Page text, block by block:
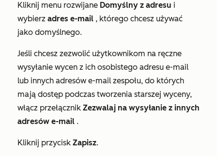
Kliknij menu rozwijane Domyślny z adresu i
wybierz adres e-mail , którego chcesz używać
jako domyślnego.
Jeśli chcesz zezwolić użytkownikom na ręczne
wysyłanie wycen z ich osobistego adresu e-mail
lub innych adresów e-mail zespołu, do których
mają dostęp podczas tworzenia starszej wyceny,
włącz przełącznik Zezwalaj na wysyłanie z innych
adresów e-mail .
Kliknij przycisk Zapisz.